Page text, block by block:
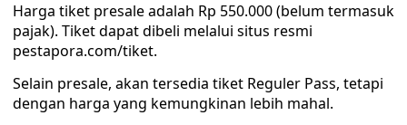
Harga tiket presale adalah Rp 550.000 (belum termasuk
pajak). Tiket dapat dibeli melalui situs resmi
pestapora.com/tiket.
Selain presale, akan tersedia tiket Reguler Pass, tetapi
dengan harga yang kemungkinan lebih mahal.